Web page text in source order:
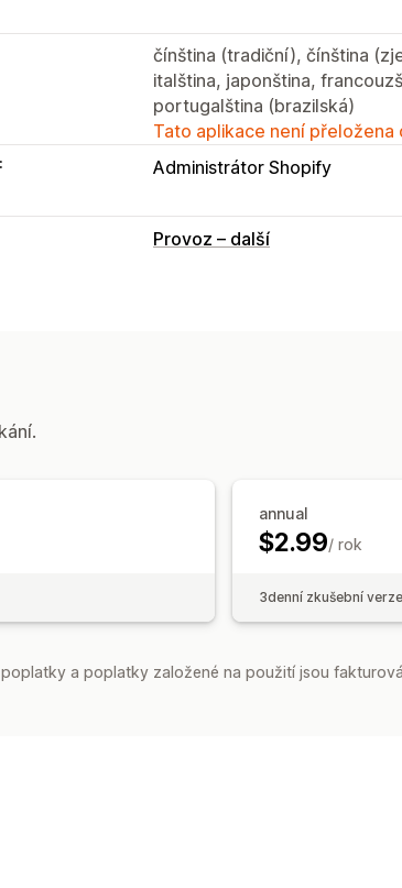
čínština (tradiční), čínština
italština, japonština,
portugalština (brazilská)
Tato aplikace není přeložena
Administrátor Shopify
Provoz – další
annual
$2.99/ rok
3denní zkušební
a poplatky založené na použití jsou